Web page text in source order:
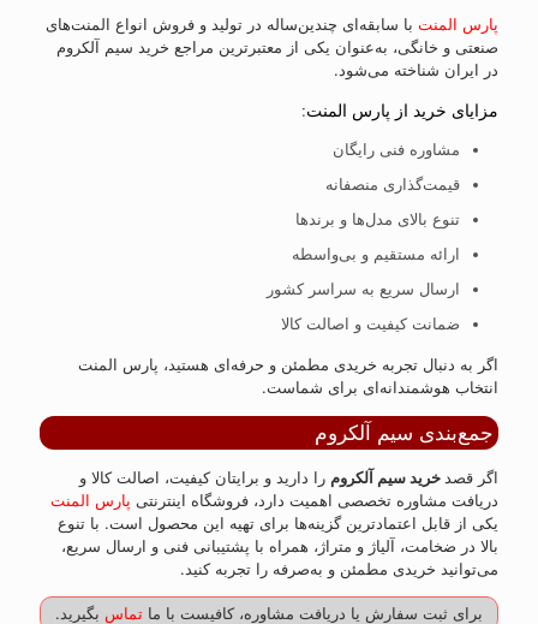
پارس المنت با سابقه‌ای چندین‌ساله در تولید و فروش انواع المنت‌های
صنعتی و خانگی، به‌عنوان یکی از معتبرترین مراجع خرید سیم آلکروم
در ایران شناخته می‌شود.
مزایای خرید از پارس المنت:
مشاوره فنی رایگان
قیمت‌گذاری منصفانه
تنوع بالای مدل‌ها و برندها
ارائه مستقیم و بی‌واسطه
ارسال سریع به سراسر کشور
ضمانت کیفیت و اصالت کالا
اگر به دنبال تجربه خریدی مطمئن و حرفه‌ای هستید، پارس المنت
انتخاب هوشمندانه‌ای برای شماست.
جمع‌بندی سیم آلکروم
اگر قصد خرید سیم آلکروم را دارید و برایتان کیفیت، اصالت کالا و
دریافت مشاوره تخصصی اهمیت دارد، فروشگاه اینترنتی پارس المنت
یکی از قابل اعتمادترین گزینه‌ها برای تهیه این محصول است. با تنوع
بالا در ضخامت، آلیاژ و متراژ، همراه با پشتیبانی فنی و ارسال سریع،
می‌توانید خریدی مطمئن و به‌صرفه را تجربه کنید.
برای ثبت سفارش یا دریافت مشاوره، کافیست با ما تماس بگیرید.